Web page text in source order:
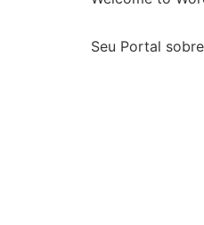
Seu Portal